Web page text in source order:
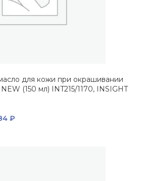
для кожи при окрашивании
(150 мл) INT215/1170, INSIGHT
₽